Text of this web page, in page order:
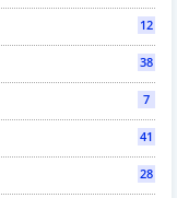
12
38
7
41
28